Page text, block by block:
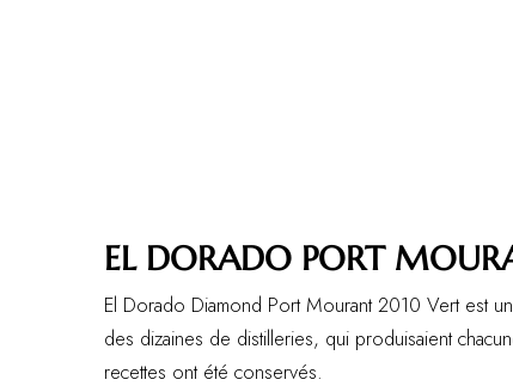
EL DORADO PORT
El Dorado Diamond Port Mourant 2010 Vert est
des dizaines de distilleries, qui produisaient
recettes ont été conservés.